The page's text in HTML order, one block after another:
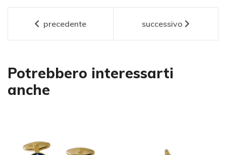
precedente successivo
Potrebbero interessarti
anche